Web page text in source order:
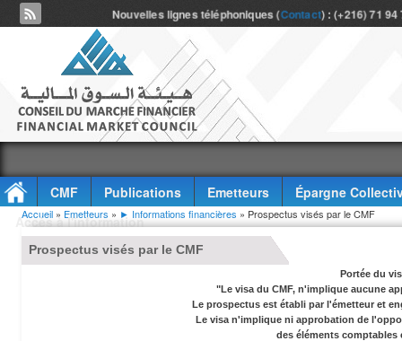
Nouvelles lignes téléphoniques (Contact) : (+216) 71
CMF Publications Emetteurs
Épargne
Accès à l'information
Vous êtes ici
Accueil » Emetteurs » ► Informations financières » Prospectus visés par le CMF
Prospectus visés par le CMF
Portée du
"Le visa du CMF, n'implique aucune
Le prospectus est établi par l'émetteur et
Le visa n'implique ni approbation de
des éléments comptables